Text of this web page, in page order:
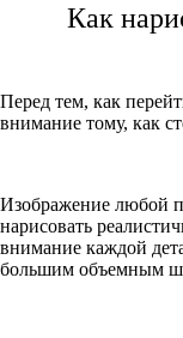
Как
Перед тем, как
внимание тому, как
Изображение любой
нарисовать
внимание каждой
большим объемным